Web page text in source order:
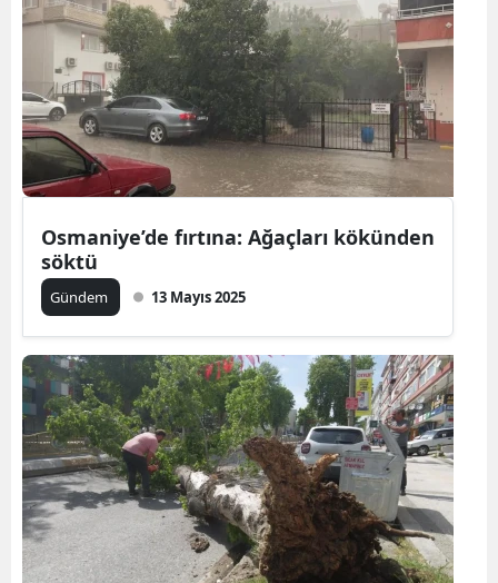
Osmaniye’de fırtına: Ağaçları kökünden
söktü
Gündem 13 Mayıs 2025